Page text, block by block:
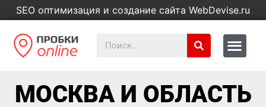
SEO оптимизация и создание сайта WebDevise.ru
МОСКВА И ОБЛАСТЬ